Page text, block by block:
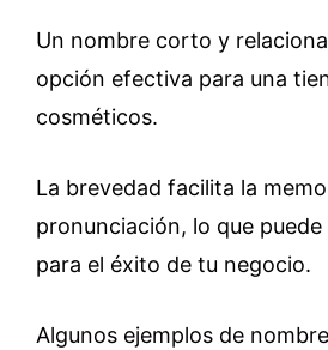
Un nombre corto y
opción efectiva para una
cosméticos.
La brevedad facilita la
pronunciación, lo que
para el éxito de tu negocio.
Algunos ejemplos de